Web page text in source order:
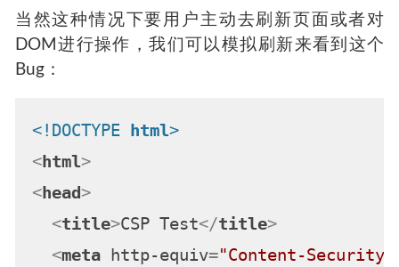
当然这种情况下要用户主动去刷新页面或者对
DOM进行操作，我们可以模拟刷新来看到这个
Bug：
<!DOCTYPE html>
<html>
<head>
<title>CSP Test</title>
<meta http-equiv="Content-